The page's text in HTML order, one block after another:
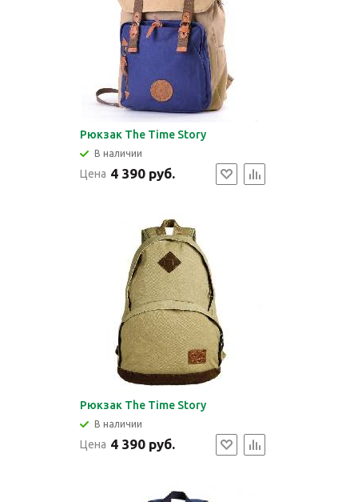
Рюкзак The Time Story
В наличии
Цена 4 390 руб.
Рюкзак The Time Story
В наличии
Цена 4 390 руб.